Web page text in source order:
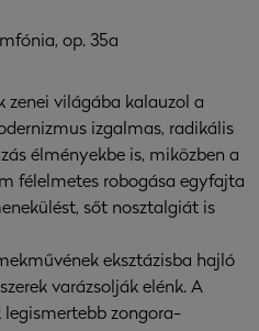
op. 35a
zenei világába kalauzol a
izgalmas, radikális
élményekbe is, miközben a
félelmetes robogása egyfajta
sőt nosztalgiát is
eksztázisba hajló
varázsolják elénk. A
zongora-